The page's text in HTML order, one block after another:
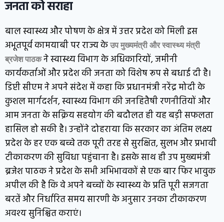
जनता को सराहा
बाल स्वास्थ्य और पोषण के क्षेत्र में उत्तर प्रदेश को मिली इस
अभूतपूर्व कामयाबी पर राज्य के उप मुख्यमंत्री और स्वास्थ्य मंत्री
ब्रजेश पाठकने स्वास्थ्य विभाग के अधिकारियों, जमीनी
कार्यकर्ताओं और प्रदेश की जनता को विशेष रूप से बधाई दी है।
डिप्टी सीएम ने अपने संदेश में कहा कि प्रधानमंत्री नरेंद्र मोदी के
कुशल मार्गदर्शन, स्वास्थ्य विभाग की जनहितैषी रणनीतियों और
आम जनता के सक्रिय सहयोग की बदौलत ही यह बड़ी सफलता
हासिल हो सकी है। उन्होंने दोहराया कि सरकार का अंतिम लक्ष्य
प्रदेश के हर एक बच्चे तक पूरी तरह से सुरक्षित, सुलभ और प्रभावी
टीकाकरण की सुविधा पहुंचाना है। इसके साथ ही उप मुख्यमंत्री
ब्रजेश पाठक ने प्रदेश के सभी अभिभावकों से एक बार फिर भावुक
अपील की है कि वे अपने बच्चों के स्वास्थ्य के प्रति पूरी सजगता
बरतें और निर्धारित समय सारणी के अनुसार उनका टीकाकरण
अवश्य सुनिश्चित कराएं।